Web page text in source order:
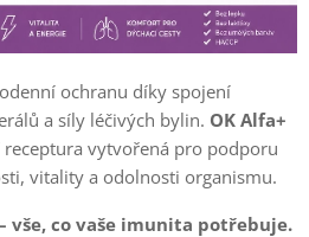
ochranu díky spojení
a síly léčivých bylin. OK Alfa+
vytvořená pro podporu
vitality a odolnosti organismu.
vše, co vaše imunita potřebuje.